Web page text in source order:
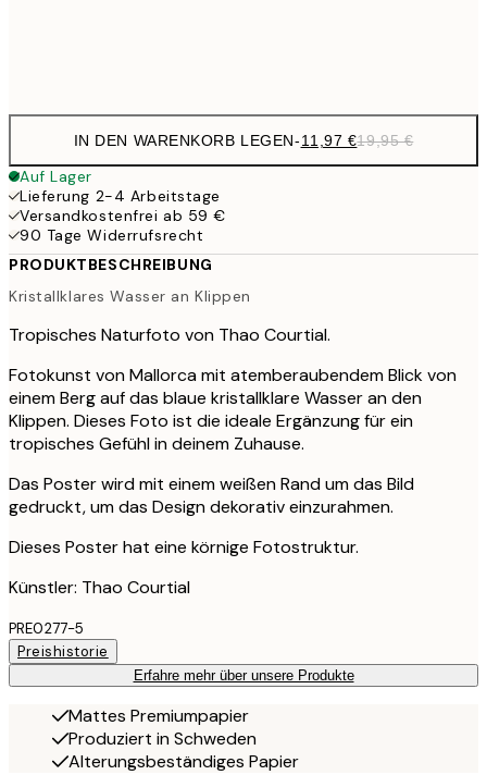
IN DEN WARENKORB LEGEN-11,97 €19,95 €
Auf Lager
Lieferung 2-4 Arbeitstage
Versandkostenfrei ab 59 €
90 Tage Widerrufsrecht
PRODUKTBESCHREIBUNG
Kristallklares Wasser an Klippen
Tropisches Naturfoto von Thao Courtial.
Fotokunst von Mallorca mit atemberaubendem Blick von
einem Berg auf das blaue kristallklare Wasser an den
Klippen. Dieses Foto ist die ideale Ergänzung für ein
tropisches Gefühl in deinem Zuhause.
Das Poster wird mit einem weißen Rand um das Bild
gedruckt, um das Design dekorativ einzurahmen.
Dieses Poster hat eine körnige Fotostruktur.
Künstler: Thao Courtial
PRE0277-5
Preishistorie
Erfahre mehr über unsere Produkte
Mattes Premiumpapier
Produziert in Schweden
Alterungsbeständiges Papier